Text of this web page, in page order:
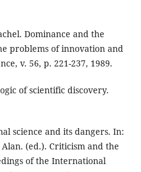
Dominance and the
problems of innovation and
v. 56, p. 221-237, 1989.
of scientific discovery.
science and its dangers. In:
Alan. (ed.). Criticism and the
of the International